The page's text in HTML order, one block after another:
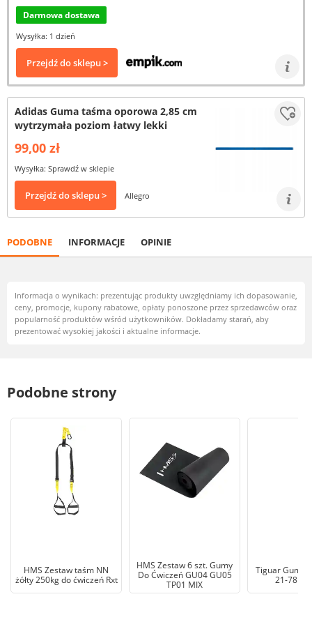
Darmowa dostawa
Wysyłka: 1 dzień
Przejdź do sklepu >
Adidas Guma taśma oporowa 2,85 cm
wytrzymała poziom łatwy lekki
99,00 zł
Wysyłka: Sprawdź w sklepie
Przejdź do sklepu > Allegro
PODOBNE INFORMACJE OPINIE
Informacja o wynikach: prezentując produkty uwzględniamy ich dopasowanie,
ceny, promocje, kupony rabatowe, opłaty ponoszone przez sprzedawców oraz
popularność produktów wśród użytkowników. Dokładamy starań, aby
prezentować wysokiej jakości i aktualne informacje.
Podobne strony
HMS Zestaw taśm NN
żółty 250kg do ćwiczeń Rxt
HMS Zestaw 6 szt. Gumy
Do Ćwiczeń GU04 GU05
TP01 MIX
Tiguar Guma
21-78 kg